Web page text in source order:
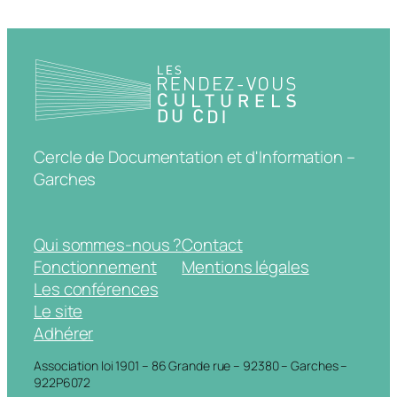
Cercle de Documentation et d'Information –
Garches
Qui sommes-nous ?
Fonctionnement
Les conférences
Le site
Adhérer
Contact
Mentions légales
Association loi 1901 – 86 Grande rue – 92380 – Garches –
922P6072